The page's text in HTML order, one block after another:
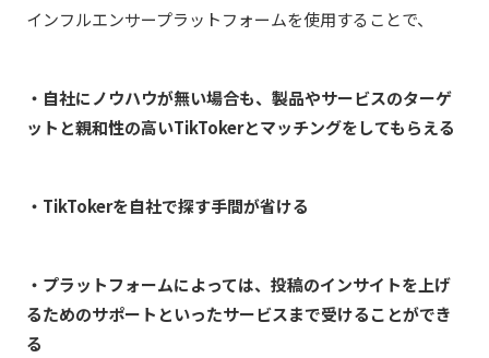
インフルエンサープラットフォームを使用することで、
・自社にノウハウが無い場合も、製品やサービスのターゲ
ットと親和性の高いTikTokerとマッチングをしてもらえる
・TikTokerを自社で探す手間が省ける
・プラットフォームによっては、投稿のインサイトを上げ
るためのサポートといったサービスまで受けることができ
る